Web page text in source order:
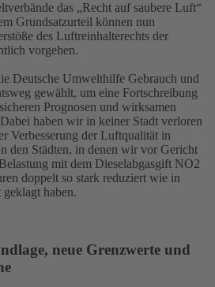
das „Recht auf saubere Luft“
Grundsatzurteil können nun
des Luftreinhalterechts der
vorgehen.
Deutsche Umwelthilfe Gebrauch und
gewählt, um eine Fortschreibung
Prognosen und wirksamen
haben wir in keiner Stadt verloren
Verbesserung der Luftqualität in
den Städten, in denen wir vor Gericht
mit dem Dieselabgasgift NO2
doppelt so stark reduziert wie in
haben.
neue Grenzwerte und